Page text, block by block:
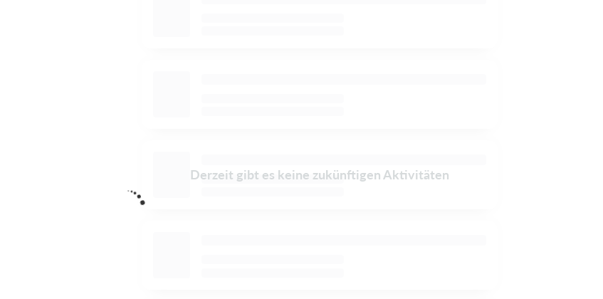
Derzeit gibt es keine zukünftigen Aktivitäten